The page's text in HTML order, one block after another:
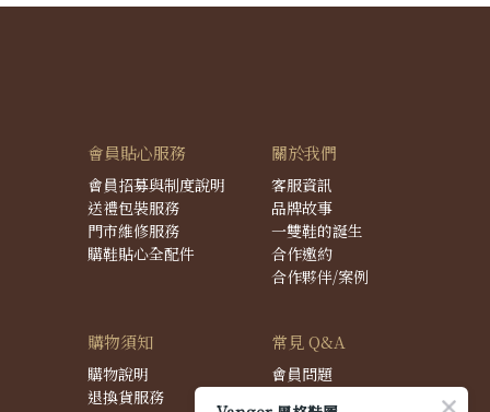
會員貼心服務
會員招募與制度說明
送禮包裝服務
門市維修服務
購鞋貼心全配件
關於我們
客服資訊
品牌故事
一雙鞋的誕生
合作邀約
合作夥伴/案例
購物須知
購物說明
退換貨服務
常見 Q&A
會員問題